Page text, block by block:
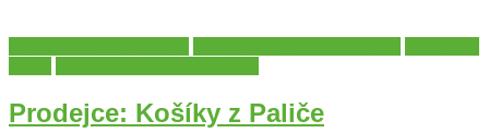
Prodejce: Košíky z Paliče